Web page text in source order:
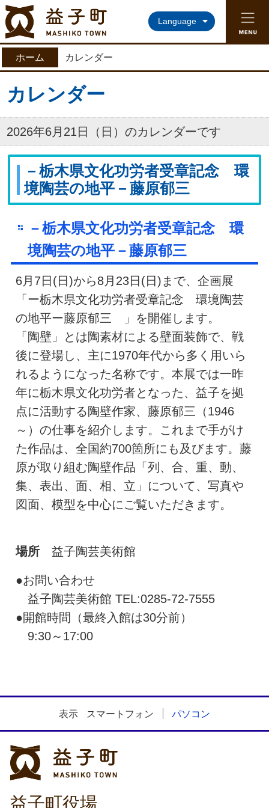
益子町ホームページ
Language
ホーム カレンダー
カレンダー
2026年6月21日（日）のカレンダーです
－栃木県文化功労者受章記念 環
境陶芸の地平－藤原郁三
－栃木県文化功労者受章記念 環
境陶芸の地平－藤原郁三
6月7日(日)から8月23日(日)まで、企画展
「ー栃木県文化功労者受章記念 環境陶芸
の地平ー藤原郁三 」を開催します。
「陶壁」とは陶素材による壁面装飾で、戦
後に登場し、主に1970年代から多く用いら
れるようになった名称です。本展では一昨
年に栃木県文化功労者となった、益子を拠
点に活動する陶壁作家、藤原郁三（1946
～）の仕事を紹介します。これまで手がけ
た作品は、全国約700箇所にも及びます。藤
原が取り組む陶壁作品「列、合、重、動、
集、表出、面、相、立」について、写真や
図面、模型を中心にご覧いただきます。
場所益子陶芸美術館
●お問い合わせ
益子陶芸美術館 TEL:0285-72-7555
●開館時間（最終入館は30分前）
9:30～17:00
表示 スマートフォン パソコン
益子町役場